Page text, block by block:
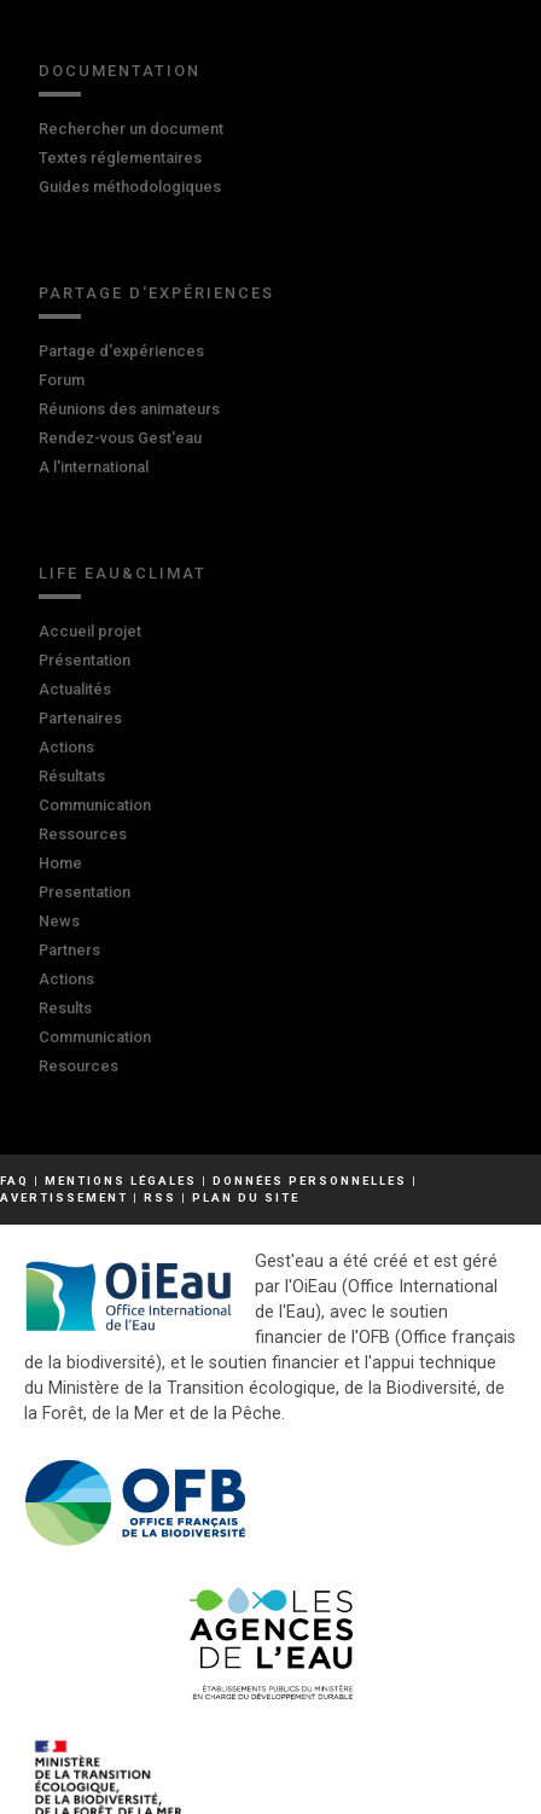
DOCUMENTATION
Rechercher un document
Textes réglementaires
Guides méthodologiques
PARTAGE D'EXPÉRIENCES
Partage d'expériences
Forum
Réunions des animateurs
Rendez-vous Gest'eau
A l'international
LIFE EAU&CLIMAT
Accueil projet
Présentation
Actualités
Partenaires
Actions
Résultats
Communication
Ressources
Home
Presentation
News
Partners
Actions
Results
Communication
Resources
FAQ | MENTIONS LÉGALES | DONNÉES PERSONNELLES
|
AVERTISSEMENT | RSS | PLAN DU SITE
Gest'eau a été créé et est géré
par l'OiEau (Office International
de l'Eau), avec le soutien
financier de l'OFB (Office français
de la biodiversité), et le soutien financier et l'appui technique
du Ministère de la Transition écologique, de la Biodiversité, de
la Forêt, de la Mer et de la Pêche.